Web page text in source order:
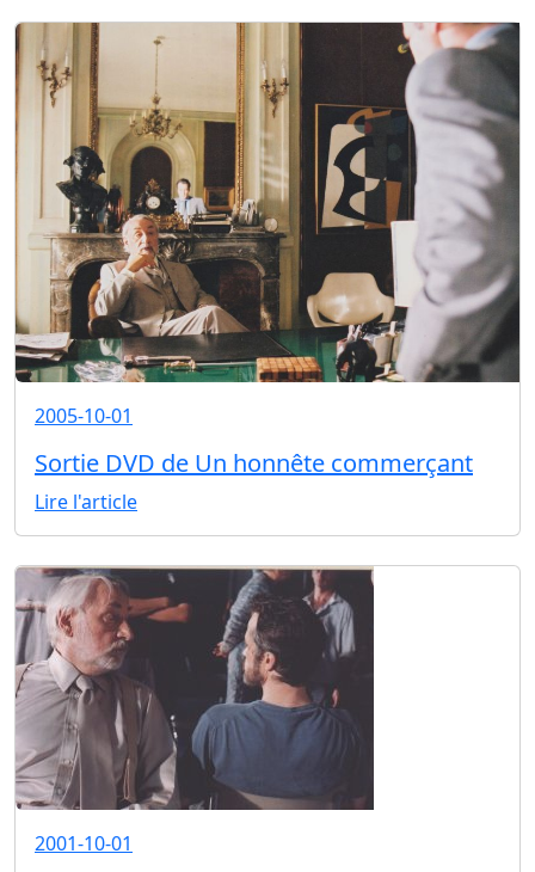
2005-10-01
Sortie DVD de Un honnête commerçant
Lire l'article
2001-10-01